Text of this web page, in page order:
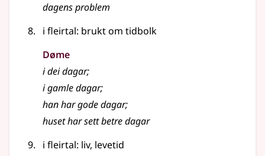
dagens problem
i fleirtal: brukt om tidbolk
Døme
i dei dagar;
i gamle dagar;
han har gode dagar;
huset har sett betre dagar
i fleirtal: liv, levetid